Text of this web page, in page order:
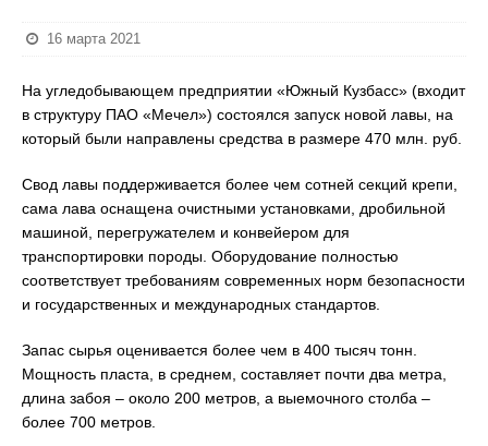
16 марта 2021
На угледобывающем предприятии «Южный Кузбасс» (входит
в структуру ПАО «Мечел») состоялся запуск новой лавы, на
который были направлены средства в размере 470 млн. руб.
Свод лавы поддерживается более чем сотней секций крепи,
сама лава оснащена очистными установками, дробильной
машиной, перегружателем и конвейером для
транспортировки породы. Оборудование полностью
соответствует требованиям современных норм безопасности
и государственных и международных стандартов.
Запас сырья оценивается более чем в 400 тысяч тонн.
Мощность пласта, в среднем, составляет почти два метра,
длина забоя – около 200 метров, а выемочного столба –
более 700 метров.